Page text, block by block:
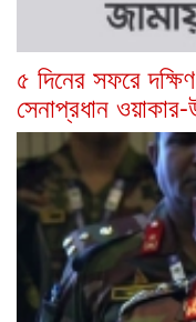
৫ দিনের সফরে
সেনাপ্রধান